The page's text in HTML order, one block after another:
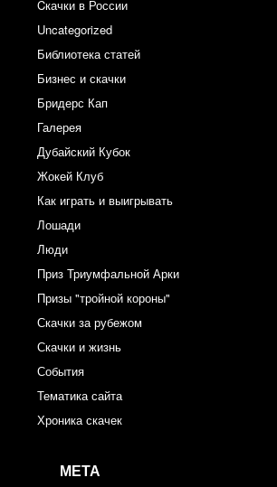
Cкачки в России
Uncategorized
Библиотека статей
Бизнес и скачки
Бридерс Кап
Галерея
Дубайский Кубок
Жокей Клуб
Как играть и выигрывать
Лошади
Люди
Приз Триумфальной Арки
Призы "тройной короны"
Скачки за рубежом
Скачки и жизнь
События
Тематика сайта
Хроника скачек
МЕТА